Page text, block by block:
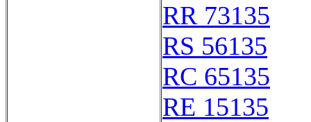
RR 73135
RS 56135
RC 65135
RE 15135